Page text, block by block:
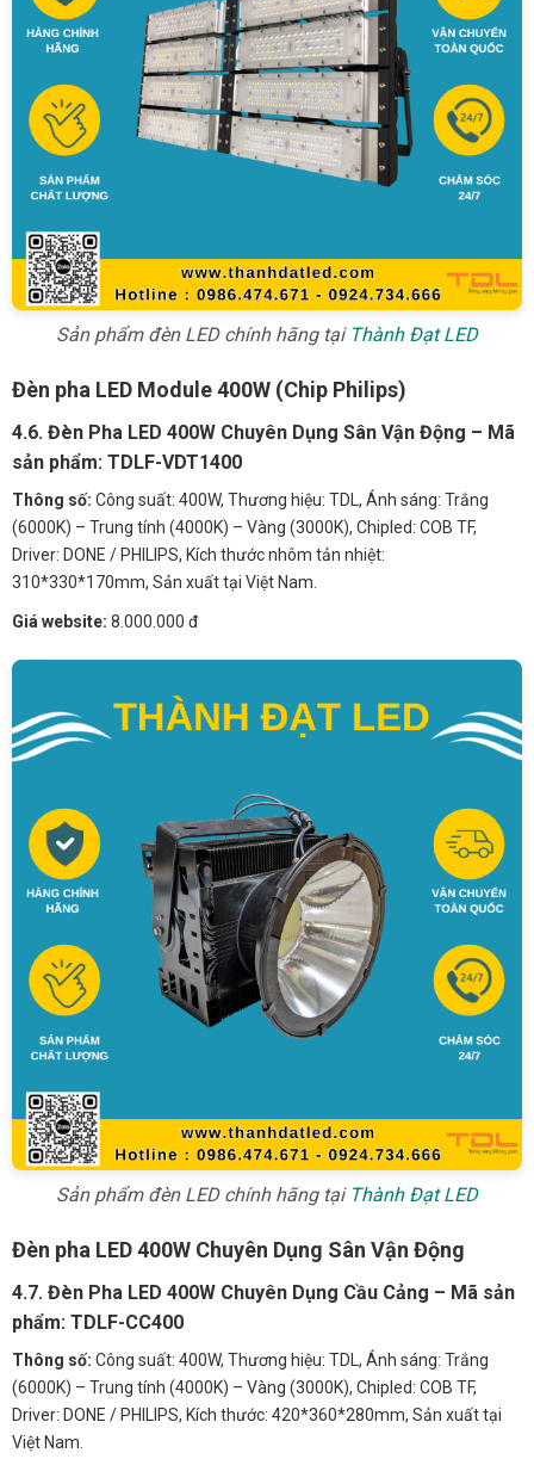
Sản phẩm đèn LED chính hãng tại Thành Đạt LED
Đèn pha LED Module 400W (Chip Philips)
4.6. Đèn Pha LED 400W Chuyên Dụng Sân Vận Động – Mã
sản phẩm: TDLF-VDT1400
Thông số: Công suất: 400W, Thương hiệu: TDL, Ánh sáng: Trắng
(6000K) – Trung tính (4000K) – Vàng (3000K), Chipled: COB TF,
Driver: DONE / PHILIPS, Kích thước nhôm tản nhiệt:
310*330*170mm, Sản xuất tại Việt Nam.
Giá website: 8.000.000 đ
Sản phẩm đèn LED chính hãng tại Thành Đạt LED
Đèn pha LED 400W Chuyên Dụng Sân Vận Động
4.7. Đèn Pha LED 400W Chuyên Dụng Cầu Cảng – Mã sản
phẩm: TDLF-CC400
Thông số: Công suất: 400W, Thương hiệu: TDL, Ánh sáng: Trắng
(6000K) – Trung tính (4000K) – Vàng (3000K), Chipled: COB TF,
Driver: DONE / PHILIPS, Kích thước: 420*360*280mm, Sản xuất tại
Việt Nam.